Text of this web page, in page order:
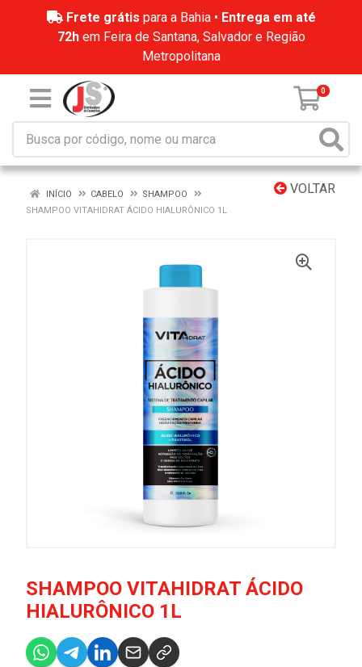
Frete grátis para a Bahia • Entrega em até
72hem Feira de Santana, Salvador e Região
Metropolitana
0
VOLTAR
INÍCIO CABELO
SHAMPOO
SHAMPOO VITAHIDRAT ÁCIDO HIALURÔNICO 1L
SHAMPOO VITAHIDRAT ÁCIDO
HIALURÔNICO 1L